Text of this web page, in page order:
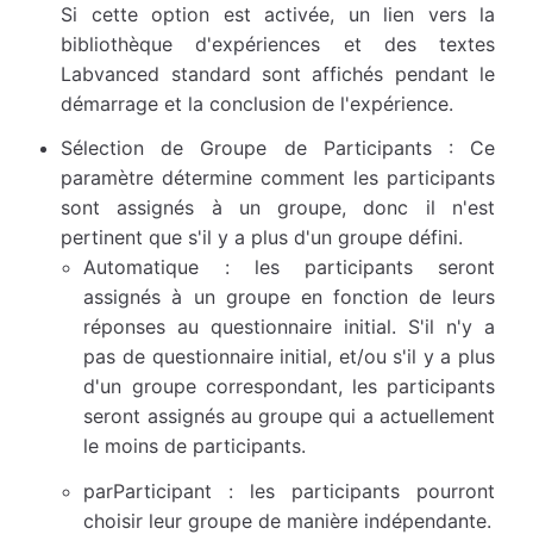
Si cette option est activée, un lien vers la
bibliothèque d'expériences et des textes
Labvanced standard sont affichés pendant le
démarrage et la conclusion de l'expérience.
Sélection de Groupe de Participants : Ce
paramètre détermine comment les participants
sont assignés à un groupe, donc il n'est
pertinent que s'il y a plus d'un groupe défini.
Automatique : les participants seront
assignés à un groupe en fonction de leurs
réponses au questionnaire initial. S'il n'y a
pas de questionnaire initial, et/ou s'il y a plus
d'un groupe correspondant, les participants
seront assignés au groupe qui a actuellement
le moins de participants.
parParticipant : les participants pourront
choisir leur groupe de manière indépendante.